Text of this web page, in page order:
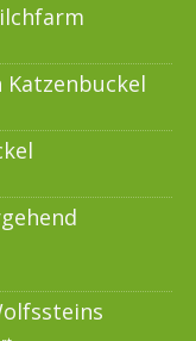
Katzenbuckel